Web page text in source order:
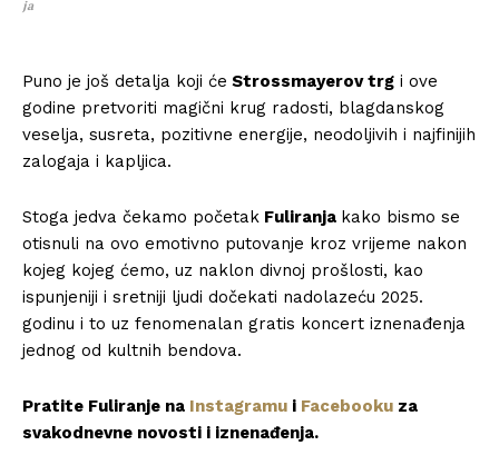
ja
Puno je još detalja koji će Strossmayerov trg i ove
godine pretvoriti magični krug radosti, blagdanskog
veselja, susreta, pozitivne energije, neodoljivih i najfinijih
zalogaja i kapljica.
Stoga jedva čekamo početak Fuliranja kako bismo se
otisnuli na ovo emotivno putovanje kroz vrijeme nakon
kojeg kojeg ćemo, uz naklon divnoj prošlosti, kao
ispunjeniji i sretniji ljudi dočekati nadolazeću 2025.
godinu i to uz fenomenalan gratis koncert iznenađenja
jednog od kultnih bendova.
Pratite Fuliranje na Instagramu i Facebooku za
svakodnevne novosti i iznenađenja.